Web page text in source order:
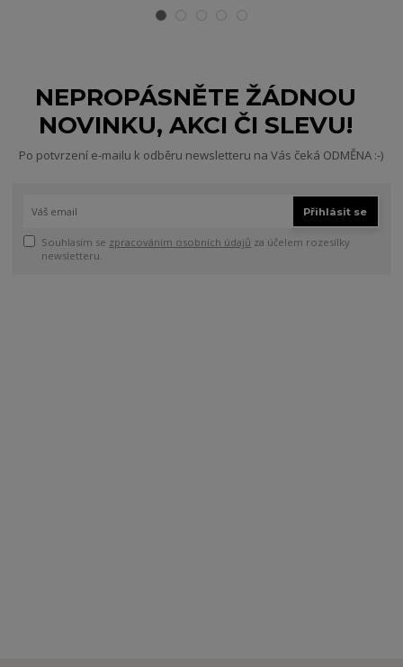
NEPROPÁSNĚTE ŽÁDNOU
NOVINKU, AKCI ČI SLEVU!
Po potvrzení e-mailu k odběru newsletteru na Vás čeká ODMĚNA :-)
Přihlásit se
Souhlasím se zpracováním osobních údajů za účelem rozesílky
newsletteru.